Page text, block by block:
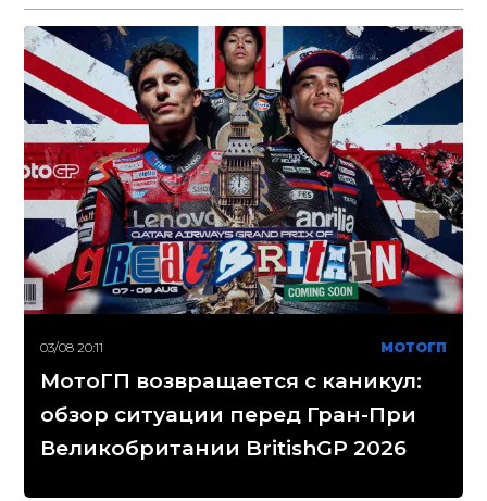
03/08 20:11 МОТОГП
МотоГП возвращается с каникул:
обзор ситуации перед Гран-При
Великобритании BritishGP 2026